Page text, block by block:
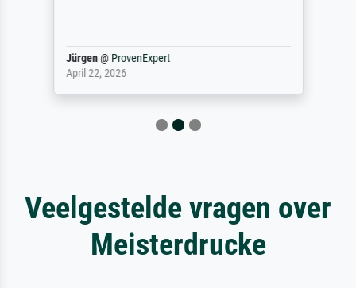
Jürgen@ ProvenExpert
April 22, 2026
Veelgestelde vragen over
Meisterdrucke